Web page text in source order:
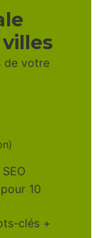
de votre
10
clés +